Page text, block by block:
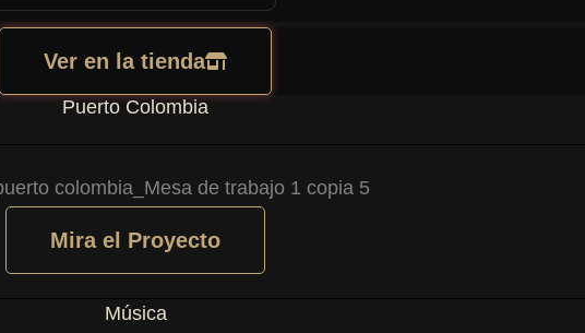
Ver en la tienda
Puerto Colombia
Mira el Proyecto
Música